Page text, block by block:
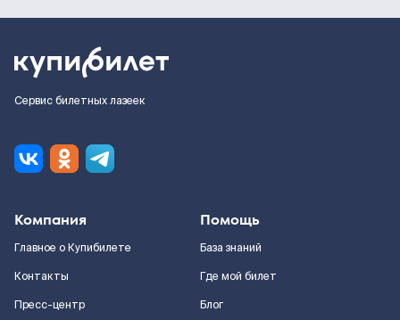
Сервис билетных лазеек
Компания
Главное о Купибилете
Контакты
Пресс-центр
Помощь
База знаний
Где мой билет
Блог